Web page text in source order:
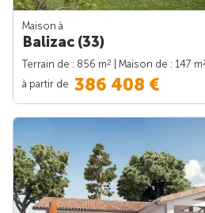
Maison à
Balizac (33)
Terrain de : 856 m2 | Maison de : 147 m
à partir de 386 408 €